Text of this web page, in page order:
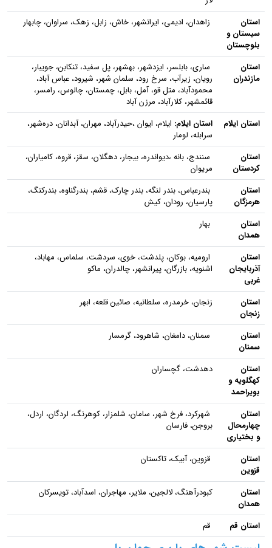
استان
سیستان و
بلوچستان
زاهدان، ادیمی، ایرانشهر، خاش، زابل، زهک، سراوان، چابهار
استان
مازندران
ساری، بابلسر، ایزدشهر، بهشهر، پل سفید، تنکابن، جویبار،
رویان، زیرآب، سرخ رود، سلمان شهر، شیرود، عباس آباد،
محمودآباد، متل قو، آمل، بابل، چمستان، چالوس، رامسر،
قائمشهر، کلارآباد، مرزن آباد
استان ایلام
استان ایلام: ایلام، ایوان ،حیدرآباد، مهران، آبدانان، دره‌شهر،
سرابله، لومار
استان
کردستان
سنندج، بانه ،دیواندره، بیجار، دهگلان، سقز، قروه، کامیاران،
مریوان
استان
هرمزگان
بندرعباس، بندر لنگه، بندر چارک، قشم، بندرگناوه، بندرکنگ،
پارسیان، رودان، کیش
استان
همدان
بهار
استان
آذربایجان
غربی
ارومیه، بوکان، پلدشت، خوی، سردشت، سلماس، مهاباد،
اشنویه، بازرگان، پیرانشهر، چالدران، ماکو
استان
زنجان
زنجان، خرمدره، سلطانیه، صائین قلعه، ابهر
استان
سمنان
سمنان، دامغان، شاهرود، گرمسار
استان
کهگلویه و
بویراحمد
دهدشت، گچساران
استان
چهارمحال
و بختیاری
شهرکرد، فرخ شهر، سامان، شلمزار، کوهرنگ، لردگان، اردل،
بروجن، فارسان
استان
قزوین
قزوین، آبیک، تاکستان
استان
همدان
کبودرآهنگ، لالجین، ملایر، مهاجران، اسدآباد، تویسرکان
استان قم قم